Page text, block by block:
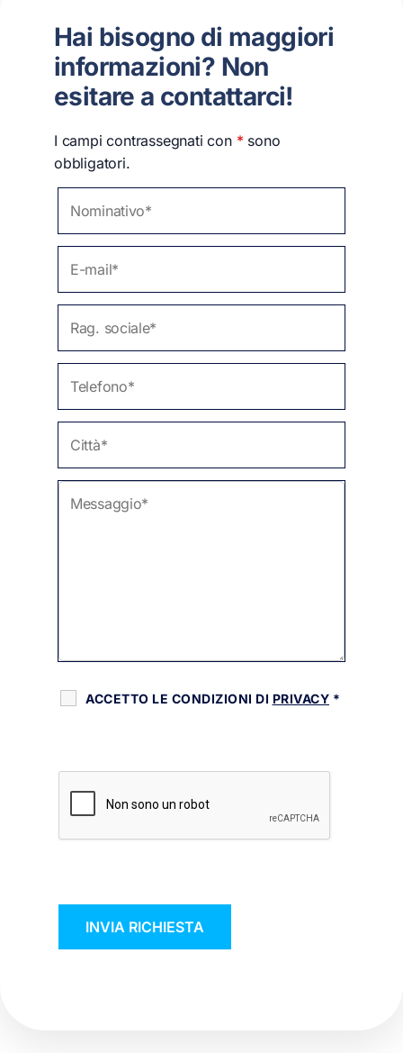
Hai bisogno di maggiori
informazioni? Non
esitare a contattarci!
I campi contrassegnati con * sono
obbligatori.
ACCETTO LE CONDIZIONI DI PRIVACY *